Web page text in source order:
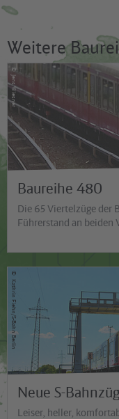
Weitere
©
Jens Wiesner
Baureihe 480
Die 65 Viertelzüge der
Führerstand an beiden
©
Kathrin Fiehn/S-Bahn Berlin
Neue S-
Leiser, heller,